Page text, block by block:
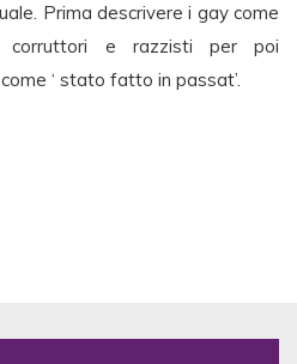
Prima descrivere i gay come
corruttori e razzisti per poi
‘ stato fatto in passat’.